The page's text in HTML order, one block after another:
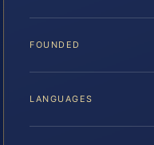
FOUNDED
LANGUAGES